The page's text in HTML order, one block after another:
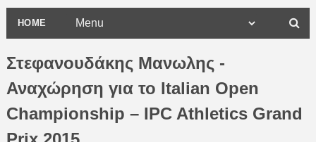
HOME
Στεφανουδάκης Μανωλης -
Αναχώρηση για το Italian Open
Championship – IPC Athletics Grand